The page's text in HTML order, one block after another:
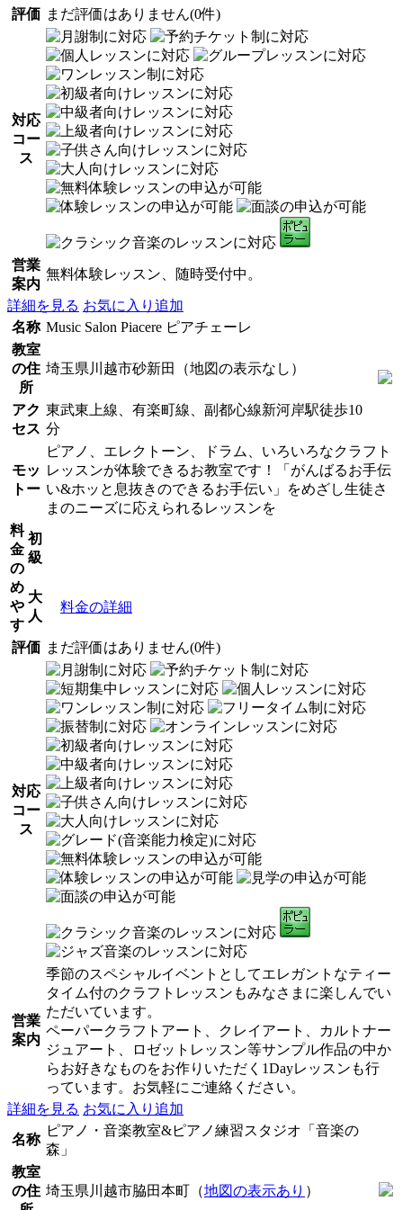
評価 まだ評価はありません(0件)
対応
コー
ス
営業
案内
無料体験レッスン、随時受付中。
詳細を見る お気に入り追加
名称 Music Salon Piacere ピアチェーレ
教室
の住
所
埼玉県川越市砂新田（地図の表示なし）
アク
セス
東武東上線、有楽町線、副都心線新河岸駅徒歩10
分
モッ
トー
ピアノ、エレクトーン、ドラム、いろいろなクラフト
レッスンが体験できるお教室です！「がんばるお手伝
い&ホッと息抜きのできるお手伝い」をめざし生徒さ
まのニーズに応えられるレッスンを
料
金
の
め
や
す
初
級
大
人
料金の詳細
評価 まだ評価はありません(0件)
対応
コー
ス
営業
案内
季節のスペシャルイベントとしてエレガントなティー
タイム付のクラフトレッスンもみなさまに楽しんでい
ただいています。
ペーパークラフトアート、クレイアート、カルトナー
ジュアート、ロゼットレッスン等サンプル作品の中か
らお好きなものをお作りいただく1Dayレッスンも行
っています。お気軽にご連絡ください。
詳細を見る お気に入り追加
名称
ピアノ・音楽教室&ピアノ練習スタジオ「音楽の
森」
教室
の住 埼玉県川越市脇田本町（地図の表示あり ）